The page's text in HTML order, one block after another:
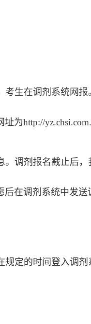
考生在调剂系统网
址为http://
。调剂报名截止后
在调剂系统中发送
规定的时间登入调